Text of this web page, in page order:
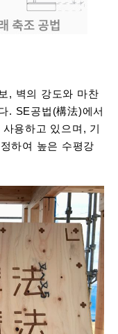
, 벽의 강도와 마찬
. SE공법(構法)에서
용하고 있으며, 기
하여 높은 수평강